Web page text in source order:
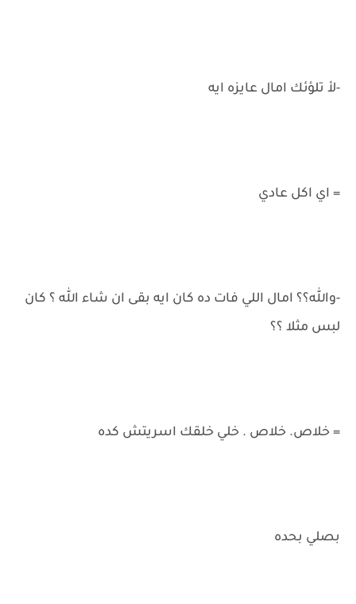
-لأ تلؤئك امال عايزه ايه
= اي اكل عادي
-والله؟؟ امال اللي فات ده كان ايه بقى ان شاء الله ؟ كان
لبس مثلا ؟؟
= خلاص. خلاص . خلي خلقك اسريتش كده
بصلي بحده